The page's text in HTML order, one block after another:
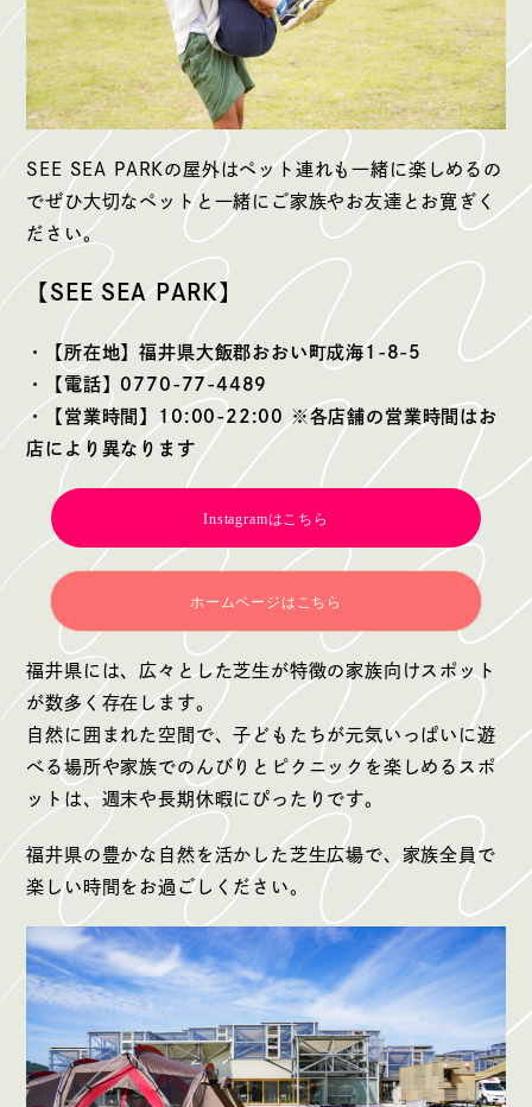
SEE SEA PARKの屋外はペット連れも一緒に楽しめるの
でぜひ大切なペットと一緒にご家族やお友達とお寛ぎく
ださい。
【SEE SEA PARK】
・【所在地】福井県大飯郡おおい町成海1-8-5
・【電話】0770-77-4489
・【営業時間】10:00-22:00 ※各店舗の営業時間はお
店により異なります
Instagramはこちら
ホームページはこちら
福井県には、広々とした芝生が特徴の家族向けスポット
が数多く存在します。
自然に囲まれた空間で、子どもたちが元気いっぱいに遊
べる場所や家族でのんびりとピクニックを楽しめるスポ
ットは、週末や長期休暇にぴったりです。
福井県の豊かな自然を活かした芝生広場で、家族全員で
楽しい時間をお過ごしください。